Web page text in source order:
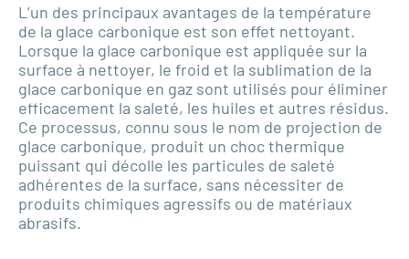
L’un des principaux avantages de la température
de la glace carbonique est son effet nettoyant.
Lorsque la glace carbonique est appliquée sur la
surface à nettoyer, le froid et la sublimation de la
glace carbonique en gaz sont utilisés pour éliminer
efficacement la saleté, les huiles et autres résidus.
Ce processus, connu sous le nom de projection de
glace carbonique, produit un choc thermique
puissant qui décolle les particules de saleté
adhérentes de la surface, sans nécessiter de
produits chimiques agressifs ou de matériaux
abrasifs.